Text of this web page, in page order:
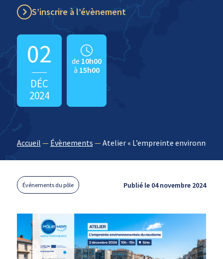
S’inscrire à l’évènement
02
DÉC
2024
de 10h00
à 15h00
Accueil — Évènements —Atelier « L’empreinte
Événements du pôle Publié le 04 novembre 2024